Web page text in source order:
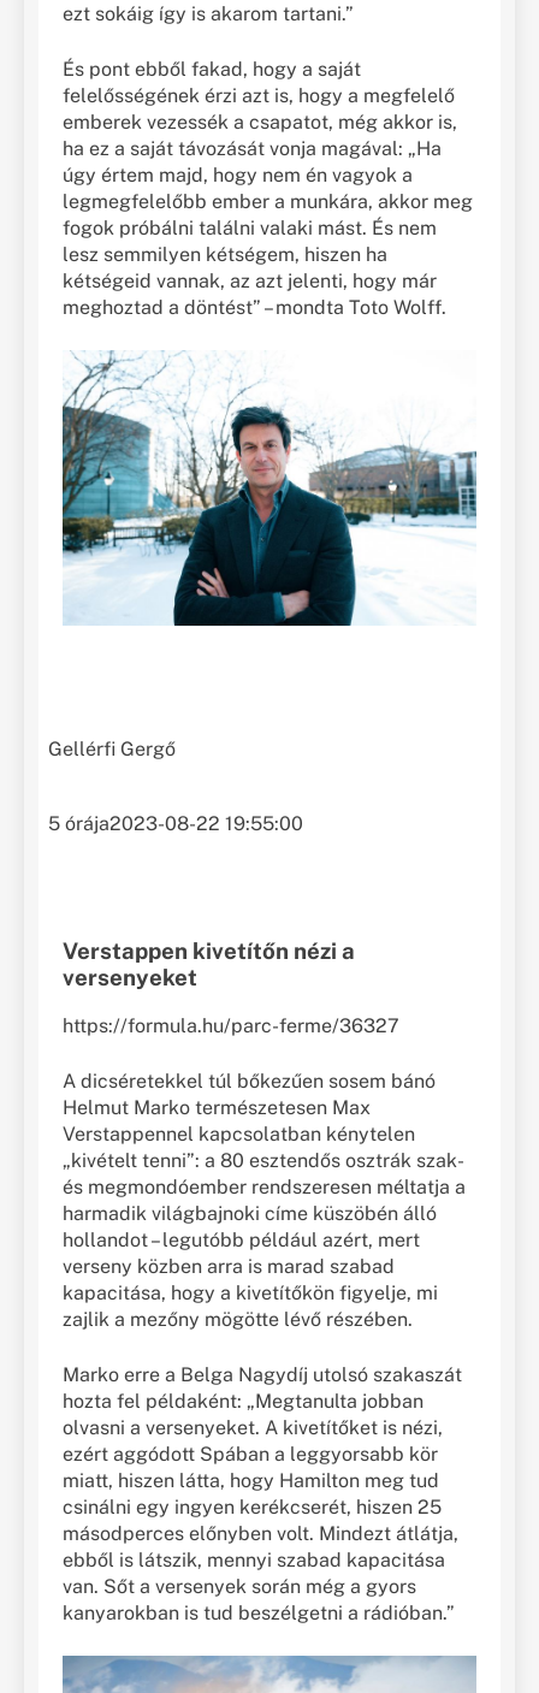
ezt sokáig így is akarom tartani.”
És pont ebből fakad, hogy a saját
felelősségének érzi azt is, hogy a megfelelő
emberek vezessék a csapatot, még akkor is,
ha ez a saját távozását vonja magával: „Ha
úgy értem majd, hogy nem én vagyok a
legmegfelelőbb ember a munkára, akkor meg
fogok próbálni találni valaki mást. És nem
lesz semmilyen kétségem, hiszen ha
kétségeid vannak, az azt jelenti, hogy már
meghoztad a döntést” – mondta Toto Wolff.
Gellérfi Gergő
5 órája2023-08-22 19:55:00
Verstappen kivetítőn nézi a
versenyeket
https://formula.hu/parc-ferme/36327
A dicséretekkel túl bőkezűen sosem bánó
Helmut Marko természetesen Max
Verstappennel kapcsolatban kénytelen
„kivételt tenni”: a 80 esztendős osztrák szak-
és megmondóember rendszeresen méltatja a
harmadik világbajnoki címe küszöbén álló
hollandot – legutóbb például azért, mert
verseny közben arra is marad szabad
kapacitása, hogy a kivetítőkön figyelje, mi
zajlik a mezőny mögötte lévő részében.
Marko erre a Belga Nagydíj utolsó szakaszát
hozta fel példaként: „Megtanulta jobban
olvasni a versenyeket. A kivetítőket is nézi,
ezért aggódott Spában a leggyorsabb kör
miatt, hiszen látta, hogy Hamilton meg tud
csinálni egy ingyen kerékcserét, hiszen 25
másodperces előnyben volt. Mindezt átlátja,
ebből is látszik, mennyi szabad kapacitása
van. Sőt a versenyek során még a gyors
kanyarokban is tud beszélgetni a rádióban.”